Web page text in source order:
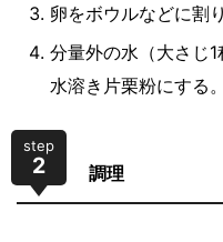
卵をボウルなどに割
分量外の水（大さじ1
水溶き片栗粉にする。
step
2 調理